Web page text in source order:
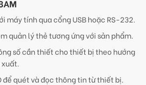
máy tính qua cổng USB hoặc RS-232.
quản lý thẻ tương ứng với sản phẩm.
số cần thiết cho thiết bị theo hướng
xuất.
để quét và đọc thông tin từ thiết bị.